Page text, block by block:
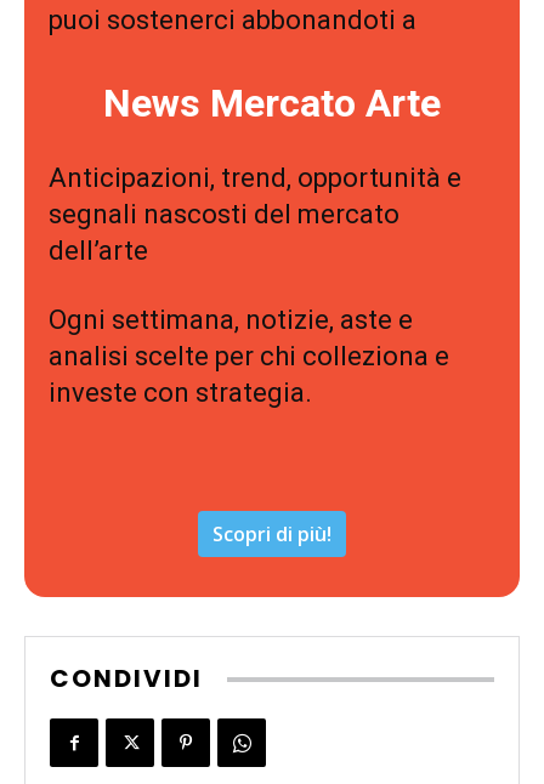
puoi sostenerci abbonandoti a
News Mercato Arte
Anticipazioni, trend, opportunità e
segnali nascosti del mercato
dell’arte
Ogni settimana, notizie, aste e
analisi scelte per chi colleziona e
investe con strategia.
Scopri di più!
CONDIVIDI